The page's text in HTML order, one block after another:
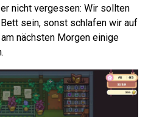
nicht vergessen: Wir sollten
sein, sonst schlafen wir auf
nächsten Morgen einige